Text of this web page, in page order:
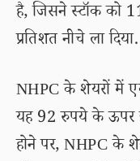
है, जिसने स्टॉक को
प्रतिशत नीचे ला दिया.
NHPC के शेयरों में
यह 92 रुपये के ऊपर
होने पर, NHPC के